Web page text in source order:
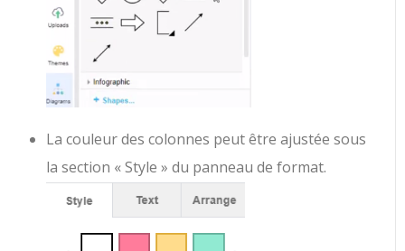
La couleur des colonnes peut être ajustée sous
la section « Style » du panneau de format.